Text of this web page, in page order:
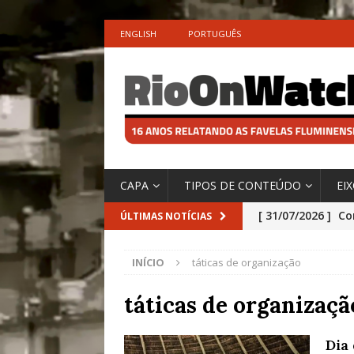
ENGLISH PORTUGUÊS
CAPA TIPOS DE CONTEÚDO
ÚLTIMAS NOTÍCIAS [ 31/07/2026 ]
[ 29/07/2026 ]
São o Cadinho
Precisamos’,
Especial do
INÍCIO táticas de organização
táticas de
Dia